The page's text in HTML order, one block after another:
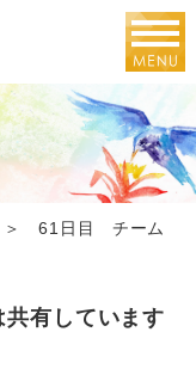
61日目 チーム
有しています